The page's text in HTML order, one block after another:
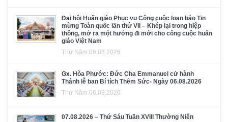
Đại hội Huấn giáo Phục vụ Công cuộc loan báo Tin
mừng Toàn quốc lần thứ VII – Khép lại trong hiệp
thông, mở ra một hướng đi mới cho công cuộc huấn
giáo Việt Nam
Thứ Năm 06.08.2026
Gx. Hòa Phước: Đức Cha Emmanuel cử hành
Thánh lễ ban Bí tích Thêm Sức- Ngày 06.08.2026
Thứ Năm 06.08.2026
07.08.2026 – Thứ Sáu Tuần XVIII Thường Niên